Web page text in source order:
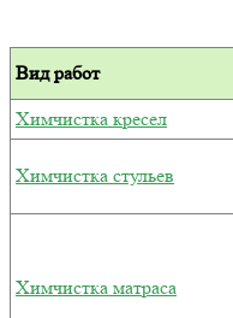
Вид работ
Химчистка кресел
Химчистка стульев
Химчистка матраса